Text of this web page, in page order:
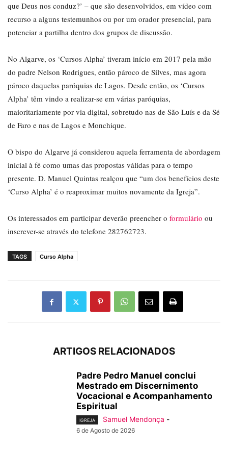
que Deus nos conduz?’ – que são desenvolvidos, em vídeo com
recurso a alguns testemunhos ou por um orador presencial, para
potenciar a partilha dentro dos grupos de discussão.
No Algarve, os ‘Cursos Alpha’ tiveram início em 2017 pela mão
do padre Nelson Rodrigues, então pároco de Silves, mas agora
pároco daquelas paróquias de Lagos. Desde então, os ‘Cursos
Alpha’ têm vindo a realizar-se em várias paróquias,
maioritariamente por via digital, sobretudo nas de São Luís e da Sé
de Faro e nas de Lagos e Monchique.
O bispo do Algarve já considerou aquela ferramenta de abordagem
inicial à fé como umas das propostas válidas para o tempo
presente. D. Manuel Quintas realçou que “um dos benefícios deste
‘Curso Alpha’ é o reaproximar muitos novamente da Igreja”.
Os interessados em participar deverão preencher o formulário ou
inscrever-se através do telefone 282762723.
TAGS Curso Alpha
ARTIGOS RELACIONADOS
Padre Pedro Manuel conclui
Mestrado em Discernimento
Vocacional e Acompanhamento
Espiritual
IGREJA Samuel Mendonça -
6 de Agosto de 2026